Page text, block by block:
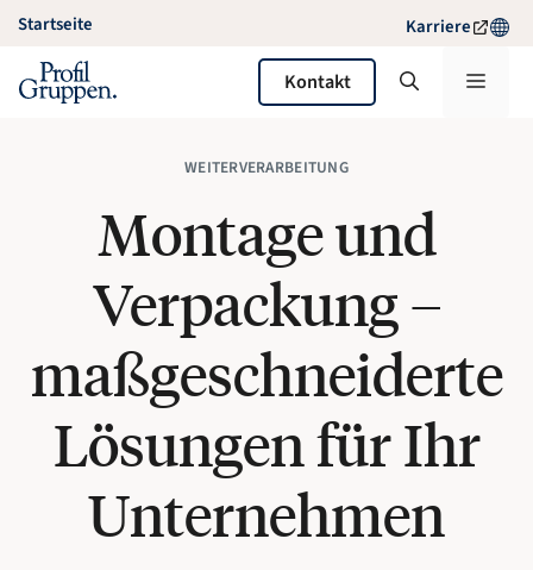
Zum
springen
Startseite Karriere
Kontakt Menü
WEITERVERARBEITUNG
Montage und
Verpackung –
maßgeschneiderte
Lösungen für Ihr
Unternehmen